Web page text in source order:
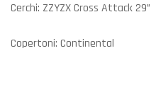
Cerchi: ZZYZX Cross Attack 29”
Copertoni: Continental